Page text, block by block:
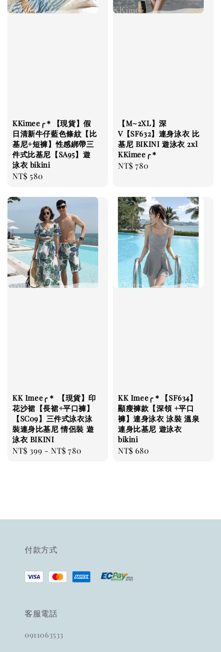
KKimee╭＊【現貨】假
日清新牛仔藍色條紋【比
基尼+短褲】性感綁帶三
件式比基尼【SA95】遊
泳衣 bikini
Regular
NT$ 580
【M~2XL】深
V【SF632】連身泳衣 比
基尼 BIKINI 遊泳衣 2xl
KKimee╭＊
Regular
NT$ 780
KK Imee╭＊ 【現貨】印
花沙裙【長裙+平口褲】
【SC09】三件式泳衣泳
裝連身比基尼 情侶裝 遊
泳衣 BIKINI
Regular
NT$ 399 -NT$ 780
KK Imee╭＊【SF634】
顯瘦褲款【深領 +平口
褲】連身泳衣 泳裝 溫泉
連身比基尼 遊泳衣
bikini
Regular
NT$ 680
付款方式
客服電話
0911063533